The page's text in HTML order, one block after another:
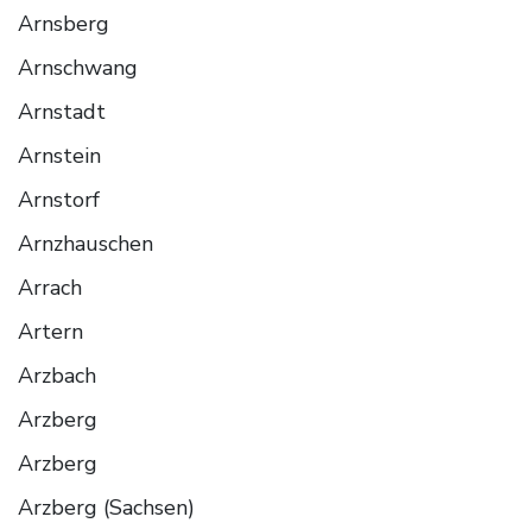
Arnsberg
Arnschwang
Arnstadt
Arnstein
Arnstorf
Arnzhauschen
Arrach
Artern
Arzbach
Arzberg
Arzberg
Arzberg (Sachsen)